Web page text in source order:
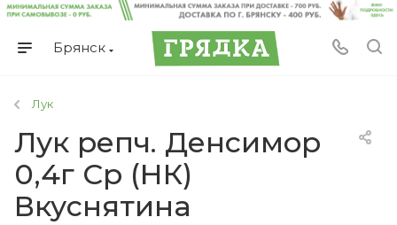
Брянск
Лук
Лук репч. Денсимор
0,4г Ср (НК)
Вкуснятина